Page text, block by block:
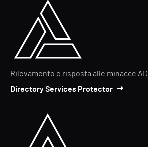
Rilevamento e risposta alle minacce AD
Directory Services Protector